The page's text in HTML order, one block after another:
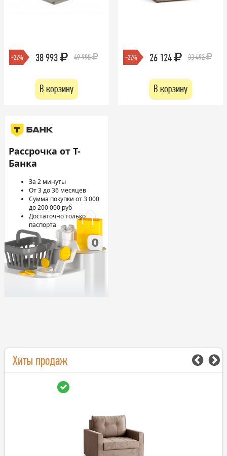
-22% 38 993 49 990
В корзину
-22% 26 124 33 492
В корзину
Рассрочка от Т-
Банка
За 2 минуты
От 3 до 36 месяцев
Сумма покупки от 3 000
до 200 000 руб
Достаточно только
паспорта
Хиты продаж